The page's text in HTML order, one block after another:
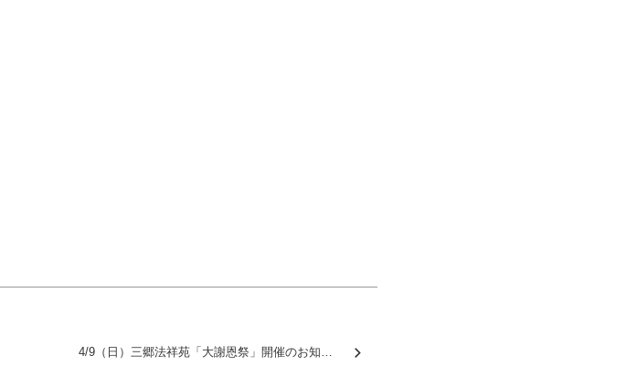
4/9（日）三郷法祥苑「大謝恩祭」開催のお知らせ